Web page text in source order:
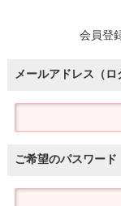
会員登
メールアドレス（ロ
ご希望のパスワード